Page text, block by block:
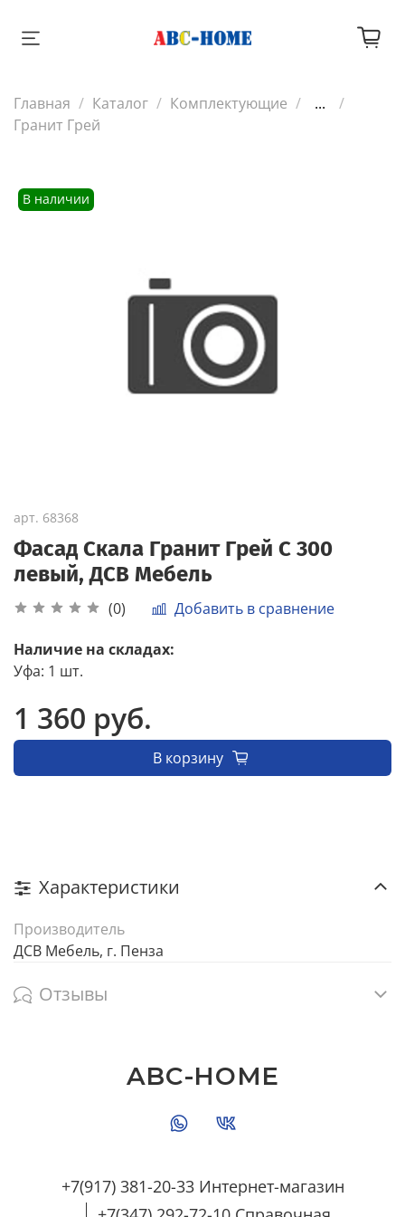
Главная Каталог Комплектующие
...
Гранит Грей
В наличии
арт. 68368
Фасад Скала Гранит Грей С 300
левый, ДСВ Мебель
(0) Добавить в сравнение
Наличие на складах:
Уфа: 1 шт.
1 360 руб.
В корзину
Характеристики
Производитель
ДСВ Мебель, г. Пенза
Отзывы
+7(917) 381-20-33 Интернет-магазин
ABC-HOME